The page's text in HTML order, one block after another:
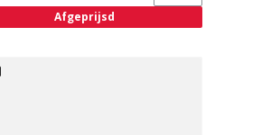
Afgeprijsd